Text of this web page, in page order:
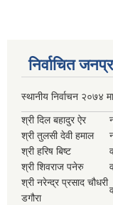
निर्वाचित
स्थानीय निर्वाचन २०७४
श्री दिल बहादुर ऐर
श्री तुलसी देवी हमाल
श्री हरिष बिष्ट
श्री शिवराज पनेरु
श्री नरेन्द्र प्रसाद चौधरी
डगौरा